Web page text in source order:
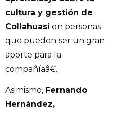
cultura y gestión de
Collahuasi en personas
que pueden ser un gran
aporte para la
compañíaâ€.
Asimismo, Fernando
Hernández,